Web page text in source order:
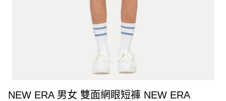
NEW ERA 男女 雙面網眼短褲 NEW ERA